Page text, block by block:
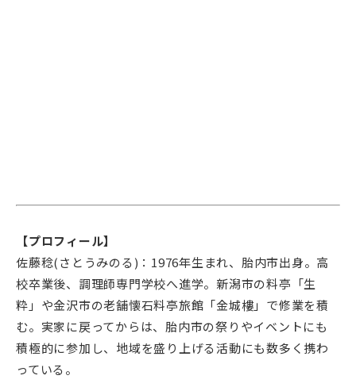
【プロフィール】
佐藤稔(さとうみのる)：1976年生まれ、胎内市出身。高
校卒業後、調理師専門学校へ進学。新潟市の料亭「生
粋」や金沢市の老舗懐石料亭旅館「金城樓」で修業を積
む。実家に戻ってからは、胎内市の祭りやイベントにも
積極的に参加し、地域を盛り上げる活動にも数多く携わ
っている。